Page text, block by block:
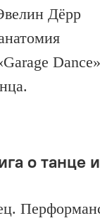
Дёрр
о танце и